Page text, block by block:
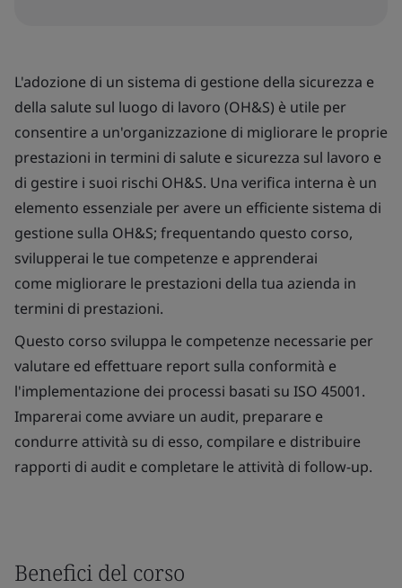
L'adozione di un sistema di gestione della sicurezza e
della salute sul luogo di lavoro (OH&S) è utile per
consentire a un'organizzazione di migliorare le proprie
prestazioni in termini di salute e sicurezza sul lavoro e
di gestire i suoi rischi OH&S. Una verifica interna è un
elemento essenziale per avere un efficiente sistema di
gestione sulla OH&S; frequentando questo corso,
svilupperai le tue competenze e apprenderai
come migliorare le prestazioni della tua azienda in
termini di prestazioni.
Questo corso sviluppa le competenze necessarie per
valutare ed effettuare report sulla conformità e
l'implementazione dei processi basati su ISO 45001.
Imparerai come avviare un audit, preparare e
condurre attività su di esso, compilare e distribuire
rapporti di audit e completare le attività di follow-up.
Benefici del corso